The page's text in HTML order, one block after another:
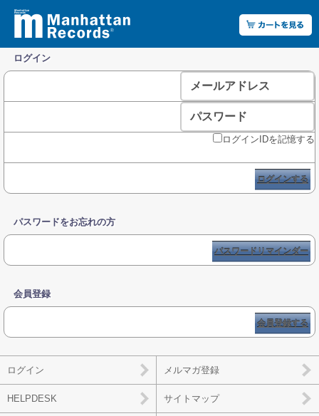
ログイン
メールアドレス
パスワード
ログインIDを記憶する
ログインする
パスワードをお忘れの方
パスワードリマインダー
会員登録
会員登録する
ログイン メルマガ登録
HELPDESK サイトマップ